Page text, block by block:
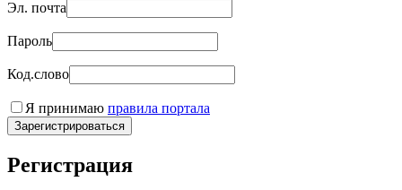
Эл. почта
Пароль
Код.слово
Я принимаю правила портала
Зарегистрироваться
Регистрация